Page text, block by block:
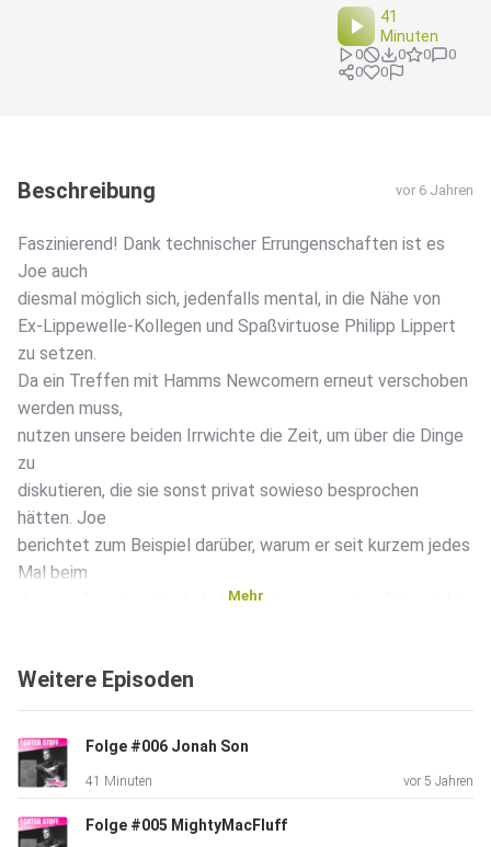
41
Minuten
0 0 0
0
0
0
Beschreibung vor 6 Jahren
Faszinierend! Dank technischer Errungenschaften ist es
Joe auch
diesmal möglich sich, jedenfalls mental, in die Nähe von
Ex-Lippewelle-Kollegen und Spaßvirtuose Philipp Lippert
zu setzen.
Da ein Treffen mit Hamms Newcomern erneut verschoben
werden muss,
nutzen unsere beiden Irrwichte die Zeit, um über die Dinge
zu
diskutieren, die sie sonst privat sowieso besprochen
hätten. Joe
berichtet zum Beispiel darüber, warum er seit kurzem jedes
Mal beim
Joggen Angstzustände bekommt, wenn er eine Ente sieht.
diskutieren
Instagram-Account.
Feuer frei.
Mehr
Weitere Episoden
Folge #006 Jonah Son
41 Minuten vor 5 Jahren
Folge #005 MightyMacFluff